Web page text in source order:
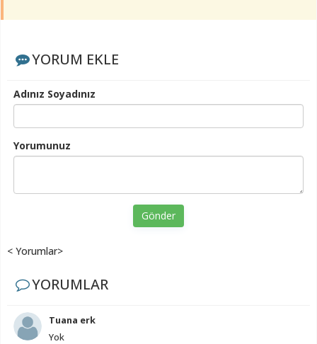
YORUM EKLE
Adınız Soyadınız
Yorumunuz
Gönder
< Yorumlar>
YORUMLAR
Tuana erk
Yok